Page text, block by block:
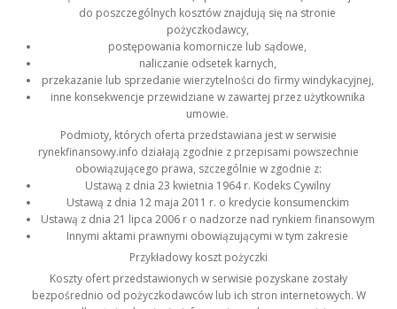
do poszczególnych kosztów znajdują się na stronie
pożyczkodawcy,
postępowania komornicze lub sądowe,
naliczanie odsetek karnych,
przekazanie lub sprzedanie wierzytelności do firmy windykacyjnej,
inne konsekwencje przewidziane w zawartej przez użytkownika
umowie.
Podmioty, których oferta przedstawiana jest w serwisie
rynekfinansowy.info działają zgodnie z przepisami powszechnie
obowiązującego prawa, szczególnie w zgodnie z:
Ustawą z dnia 23 kwietnia 1964 r. Kodeks Cywilny
Ustawą z dnia 12 maja 2011 r. o kredycie konsumenckim
Ustawą z dnia 21 lipca 2006 r o nadzorze nad rynkiem finansowym
Innymi aktami prawnymi obowiązującymi w tym zakresie
Przykładowy koszt pożyczki
Koszty ofert przedstawionych w serwisie pozyskane zostały
bezpośrednio od pożyczkodawców lub ich stron internetowych. W